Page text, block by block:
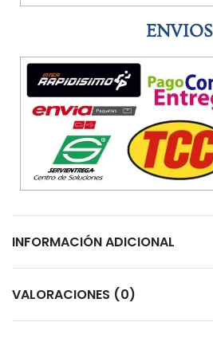
ENVIOS
INFORMACIÓN ADICIONAL
VALORACIONES (0)